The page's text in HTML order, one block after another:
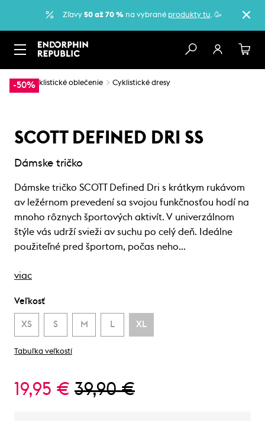
Zľavy 50 až 70 %na vybrané produkty tu. 🥳
-50%
… Cyklistické oblečenie Cyklistické dresy
SCOTT DEFINED DRI SS
Dámske tričko
Dámske tričko SCOTT Defined Dri s krátkym rukávom
av ležérnom prevedení sa svojou funkčnosťou hodí na
mnoho rôznych športových aktivít. V univerzálnom
štýle vás udrží svieži av suchu po celý deň. Ideálne
použiteľné pred športom, počas neho…
viac
Veľkosť
XS S M L XL
Tabuľka veľkostí
19,95 € 39,90 €